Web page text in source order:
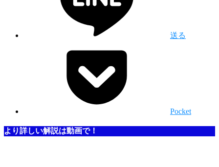
送る
Pocket
より詳しい解説は動画で！